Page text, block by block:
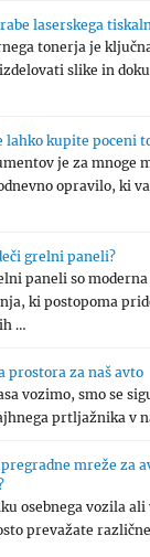
laserskega
tonerja je
slike in
lahko kupite poceni
je za mnoge
opravilo, ki
grelni paneli?
paneli so
ki postopoma
…
prostora za naš avto
vozimo, smo se
prtljažnika v
mreže za
osebnega vozila ali
prevažate